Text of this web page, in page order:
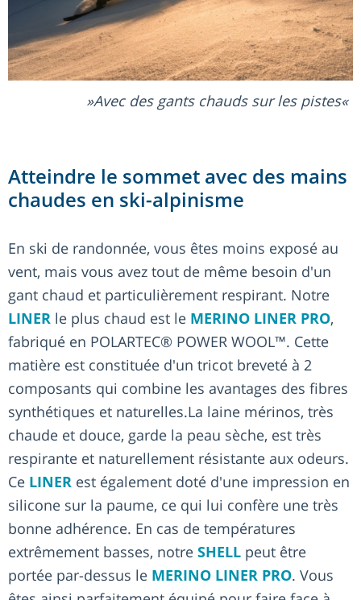
Avec des gants chauds sur les pistes
Atteindre le sommet avec des mains
chaudes en ski-alpinisme
En ski de randonnée, vous êtes moins exposé au
vent, mais vous avez tout de même besoin d'un
gant chaud et particulièrement respirant. Notre
LINER le plus chaud est le MERINO LINER PRO,
fabriqué en POLARTEC® POWER WOOL™. Cette
matière est constituée d'un tricot breveté à 2
composants qui combine les avantages des fibres
synthétiques et naturelles.La laine mérinos, très
chaude et douce, garde la peau sèche, est très
respirante et naturellement résistante aux odeurs.
Ce LINER est également doté d'une impression en
silicone sur la paume, ce qui lui confère une très
bonne adhérence. En cas de températures
extrêmement basses, notre SHELL peut être
portée par-dessus le MERINO LINER PRO. Vous